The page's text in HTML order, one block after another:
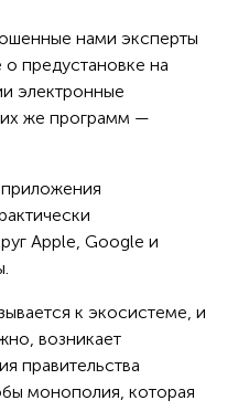
нами эксперты
предустановке на
электронные
же программ —
Apple, Google и
к экосистеме, и
возникает
правительства
монополия, которая